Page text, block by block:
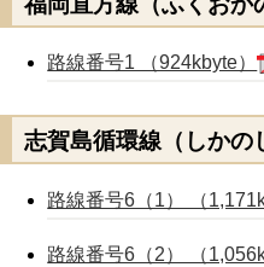
路線番号1 （924kbyte）
志賀島循環線（しかの
路線番号6（1） （
路線番号6（2） （